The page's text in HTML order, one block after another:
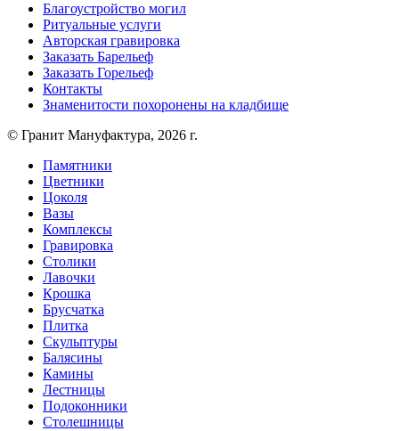
Благоустройство могил
Ритуальные услуги
Авторская гравировка
Заказать Барельеф
Заказать Горельеф
Контакты
Знаменитости похоронены на кладбище
© Гранит Мануфактура, 2026 г.
Памятники
Цветники
Цоколя
Вазы
Комплексы
Гравировка
Столики
Лавочки
Крошка
Брусчатка
Плитка
Скульптуры
Балясины
Камины
Лестницы
Подоконники
Столешницы